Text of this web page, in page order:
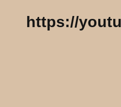
https://